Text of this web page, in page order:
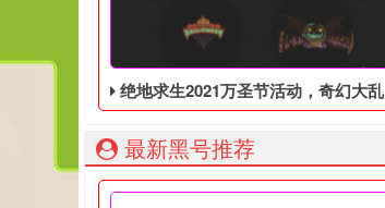
绝地求生2021万圣节活动，奇幻大乱斗回归，还有新皮肤和新地图
最新黑号推荐